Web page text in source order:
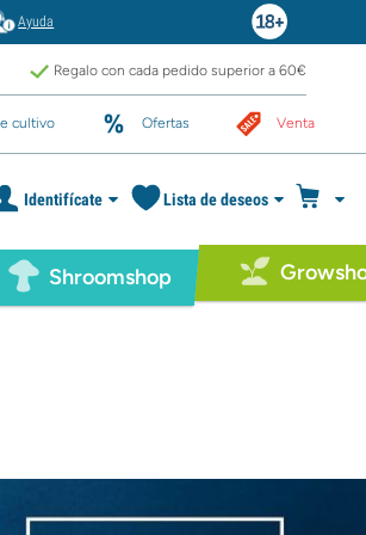
Ayuda
Regalo con cada pedido superior a 60€
cultivo Ofertas Venta
Identifícate Lista de deseos
Shroomshop